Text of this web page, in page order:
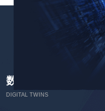
数字孪生
DIGITAL TWINS